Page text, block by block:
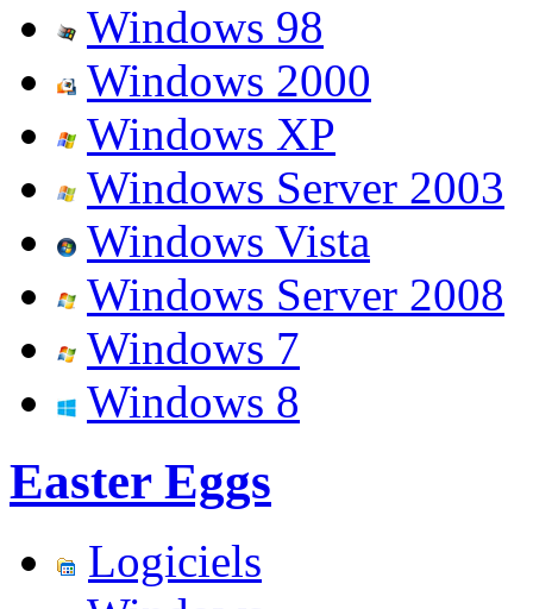
Windows 98
Windows 2000
Windows XP
Windows Server 2003
Windows Vista
Windows Server 2008
Windows 7
Windows 8
Easter Eggs
Logiciels